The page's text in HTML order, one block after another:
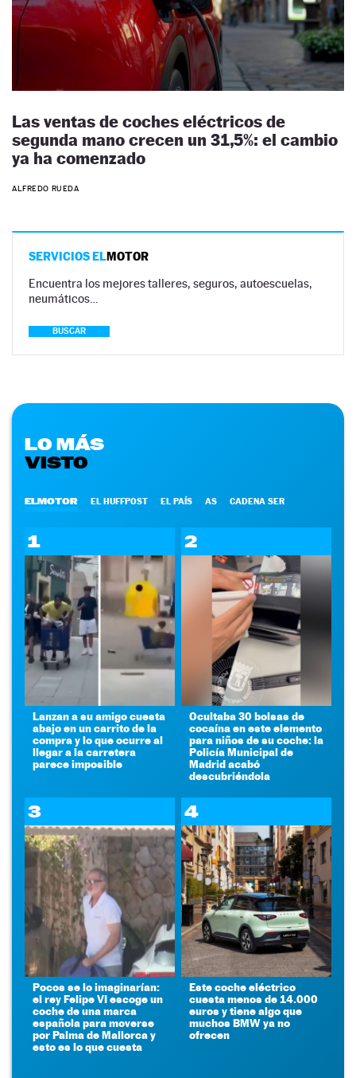
Las ventas de coches eléctricos de
segunda mano crecen un 31,5%: el cambio
ya ha comenzado
ALFREDO RUEDA
SERVICIOS ELMOTOR
Encuentra los mejores talleres, seguros, autoescuelas,
neumáticos…
BUSCAR
LO MÁS
VISTO
ELMOTOR EL HUFFPOST EL PAÍS AS CADENA SER
1
Lanzan a su amigo cuesta
abajo en un carrito de la
compra y lo que ocurre al
llegar a la carretera
parece imposible
2
Ocultaba 30 bolsas de
cocaína en este elemento
para niños de su coche: la
Policía Municipal de
Madrid acabó
descubriéndola
3
Pocos se lo imaginarían:
el rey Felipe VI escoge un
coche de una marca
española para moverse
por Palma de Mallorca y
esto es lo que cuesta
4
Este coche eléctrico
cuesta menos de 14.000
euros y tiene algo que
muchos BMW ya no
ofrecen